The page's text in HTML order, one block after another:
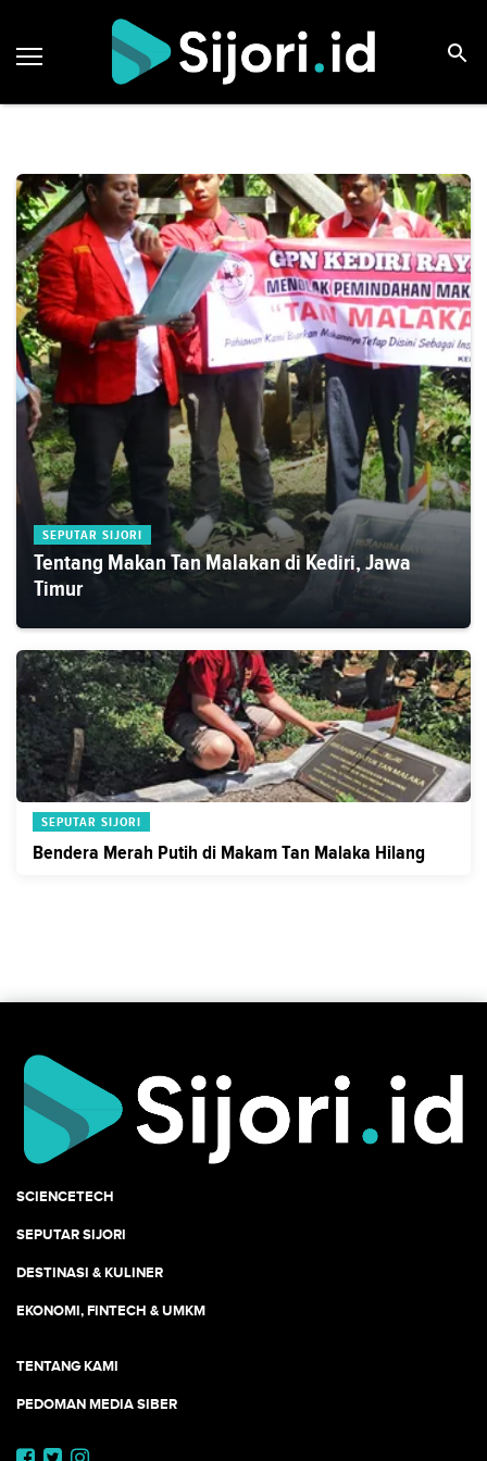
SEPUTAR SIJORI
Tentang Makan Tan Malakan di Kediri, Jawa
Timur
SEPUTAR SIJORI
Bendera Merah Putih di Makam Tan Malaka Hilang
SCIENCETECH
SEPUTAR SIJORI
DESTINASI & KULINER
EKONOMI, FINTECH & UMKM
TENTANG KAMI
PEDOMAN MEDIA SIBER